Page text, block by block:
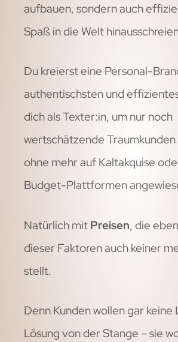
aufbauen, sondern auch
Spaß in die Welt
Du kreierst eine Personal-
authentischsten und
dich als Texter:in, um nur noch
wertschätzende Traumkunden
ohne mehr auf Kaltakquise
Budget-Plattformen
Natürlich mit Preisen, die
dieser Faktoren auch keiner
stellt.
Denn Kunden wollen gar
Lösung von der Stange – sie